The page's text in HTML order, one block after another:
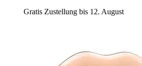
Gratis Zustellung bis 12. August